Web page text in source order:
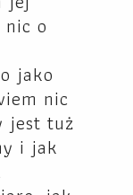
o
jako
nic
jest tuż
i jak